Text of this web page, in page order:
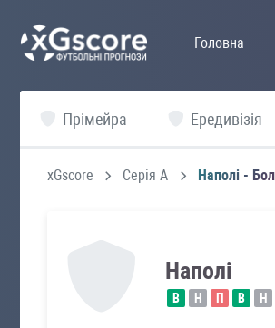
Головна
Прімейра Ередивізія
xGscore Серія А Наполі -
Наполі
В Н П В Н